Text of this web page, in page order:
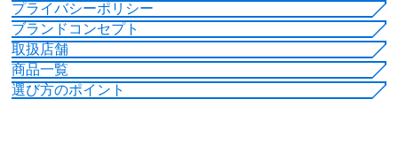
プライバシーポリシー
ブランドコンセプト
取扱店舗
商品一覧
選び方のポイント